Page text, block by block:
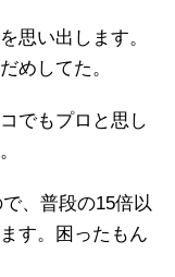
思い出します。
めしてた。
でもプロと思し
、普段の15倍以
す。困ったもん